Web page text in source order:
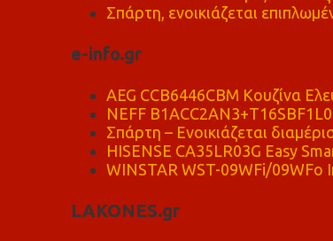
Σπάρτη, ενοικιάζεται
e-info.gr
AEG CCB6446CBM Κουζίνα
NEFF
Σπάρτη – Ενοικιάζεται
HISENSE CA35LR03G Easy
WINSTAR WST-09WFi/09WFo
LAKONES.gr